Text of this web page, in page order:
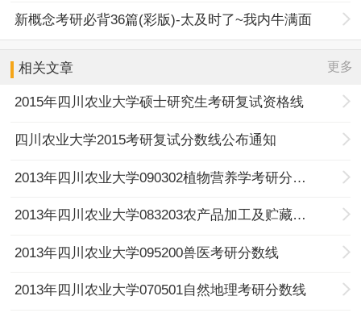
新概念考研必背36篇(彩版)-太及时了~我内牛满面
相关文章 更多
2015年四川农业大学硕士研究生考研复试资格线
四川农业大学2015考研复试分数线公布通知
2013年四川农业大学090302植物营养学考研分数线
2013年四川农业大学083203农产品加工及贮藏工程考研分数线
2013年四川农业大学095200兽医考研分数线
2013年四川农业大学070501自然地理考研分数线